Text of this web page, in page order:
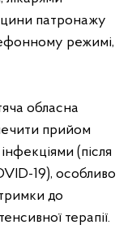
патронажу
режимі,
обласна
прийом
(після
19), особливо
до
терапії.